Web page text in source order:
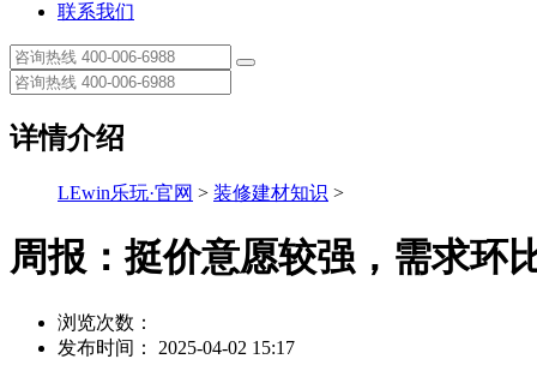
联系我们
详情介绍
LEwin乐玩·官网 > 装修建材知识 >
周报：挺价意愿较强，需求环
浏览次数：
发布时间： 2025-04-02 15:17